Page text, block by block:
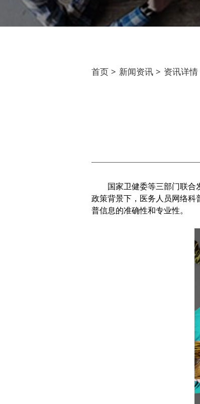
首页 > 新闻资讯 > 资讯详情
国家卫健委等三部门联
政策背景下，医务人员网络科
普信息的准确性和专业性。